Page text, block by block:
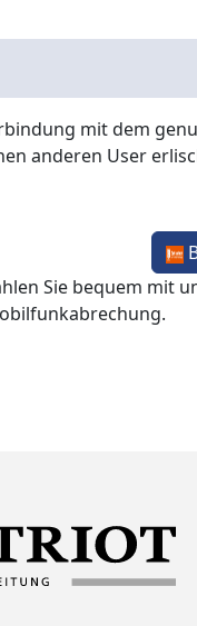
mit dem
anderen User
Sie bequem mit